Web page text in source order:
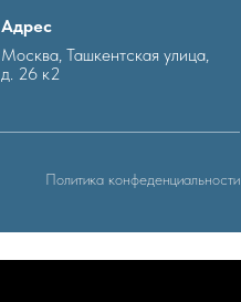
Политика конфеденциальности
Москва, Ташкентская улица,
д. 26 к2
Адрес